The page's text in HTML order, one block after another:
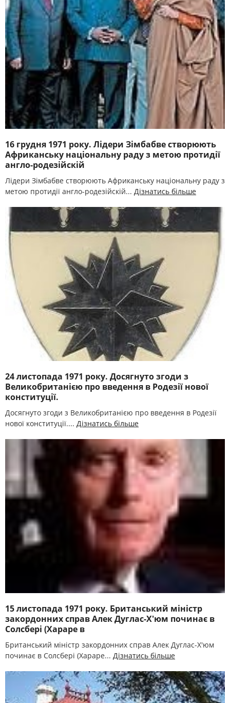
16 грудня 1971 року. Лідери Зімбабве створюють
Африканську національну раду з метою протидії
англо-родезійскій
Лідери Зімбабве створюють Африканську національну раду з
метою протидії англо-родезійскій... Дізнатись більше
24 листопада 1971 року. Досягнуто згоди з
Великобританією про введення в Родезії нової
конституції.
Досягнуто згоди з Великобританією про введення в Родезії
нової конституції.... Дізнатись більше
15 листопада 1971 року. Британський міністр
закордонних справ Алек Дуглас-Х'юм починає в
Солсбері (Хараре в
Британський міністр закордонних справ Алек Дуглас-Х'юм
починає в Солсбері (Хараре... Дізнатись більше